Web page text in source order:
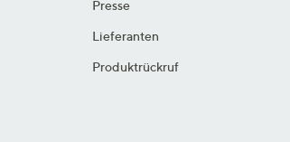
Presse
Lieferanten
Produktrückruf